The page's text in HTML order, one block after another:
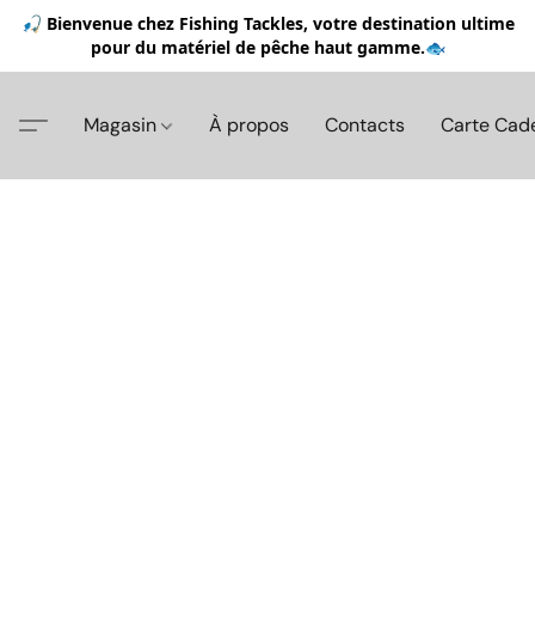
🎣 Bienvenue chez Fishing Tackles, votre destination ultime
pour du matériel de pêche haut gamme.🐟
Magasin À propos Contacts Carte